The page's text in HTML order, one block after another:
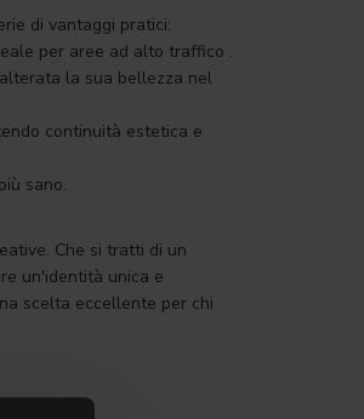
di vantaggi pratici:
per aree ad alto traffico .
la sua bellezza nel
continuità estetica e
sano.
Che si tratti di un
un'identità unica e
scelta eccellente per chi